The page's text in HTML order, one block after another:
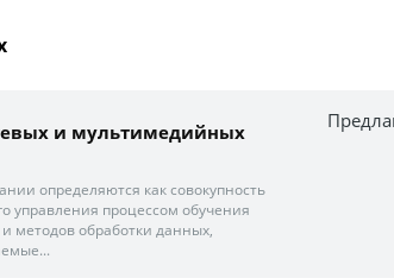
и мультимедийных
определяются как совокупность
управления процессом обучения
методов обработки данных,